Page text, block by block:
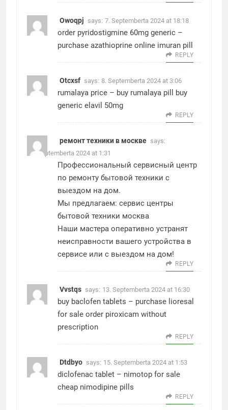
Owoqpj says: 7. Septemberta 2024 at 18:18
order pyridostigmine 60mg generic –
purchase azathioprine online imuran pill
REPLY
Otcxsf says: 8. Septemberta 2024 at 3:06
rumalaya price – buy rumalaya pill
buy
generic elavil 50mg
REPLY
ремонт техники в москве says:
13. Septemberta 2024 at 1:31
Профессиональный сервисный центр
по ремонту бытовой техники с
выездом на дом.
Мы предлагаем: сервис центры
бытовой техники москва
Наши мастера оперативно устранят
неисправности вашего устройства в
сервисе или с выездом на дом!
REPLY
Vvstqs says: 13. Septemberta 2024 at 16:30
buy baclofen tablets – purchase lioresal
for sale order piroxicam without
prescription
REPLY
Dtdbyo says: 15. Septemberta 2024 at 1:53
diclofenac tablet – nimotop for sale
cheap nimodipine pills
REPLY